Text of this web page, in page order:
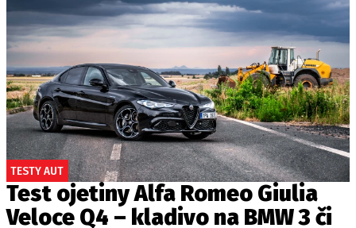
TESTY AUT
Test ojetiny Alfa Romeo Giulia
Veloce Q4 – kladivo na BMW 3 či